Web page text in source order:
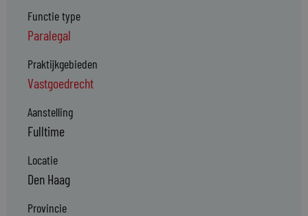
Functie type
Paralegal
Praktijkgebieden
Vastgoedrecht
Aanstelling
Fulltime
Locatie
Den Haag
Provincie